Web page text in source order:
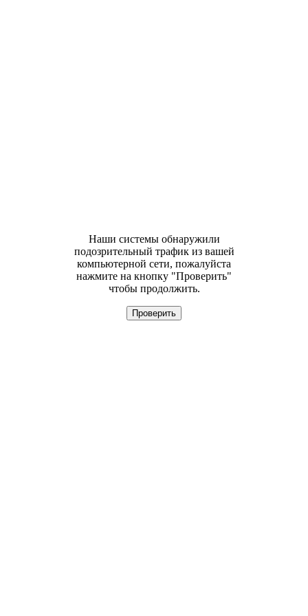
Наши системы обнаружили
подозрительный трафик из вашей
компьютерной сети, пожалуйста
нажмите на кнопку "Проверить"
чтобы продолжить.